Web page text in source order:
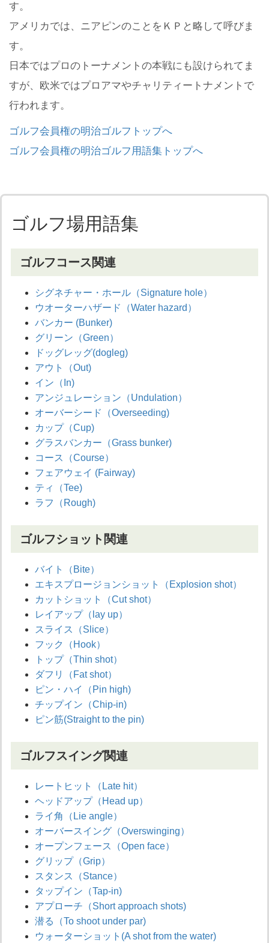
す。
アメリカでは、ニアピンのことをＫＰと略して呼びま
す。
日本ではプロのトーナメントの本戦にも設けられてま
すが、欧米ではプロアマやチャリティートナメントで
行われます。
ゴルフ会員権の明治ゴルフトップへ
ゴルフ会員権の明治ゴルフ用語集トップへ
ゴルフ場用語集
ゴルフコース関連
シグネチャー・ホール（Signature hole）
ウオーターハザード（Water hazard）
バンカー (Bunker)
グリーン（Green）
ドッグレッグ(dogleg)
アウト（Out)
イン（In)
アンジュレーション（Undulation）
オーバーシード（Overseeding)
カップ（Cup)
グラスバンカー（Grass bunker)
コース（Course）
フェアウェイ (Fairway)
ティ（Tee)
ラフ（Rough)
ゴルフショット関連
バイト（Bite）
エキスプロージョンショット（Explosion shot）
カットショット（Cut shot）
レイアップ（lay up）
スライス（Slice）
フック（Hook）
トップ（Thin shot）
ダフリ（Fat shot）
ピン・ハイ（Pin high)
チップイン（Chip-in)
ピン筋(Straight to the pin)
ゴルフスイング関連
レートヒット（Late hit）
ヘッドアップ（Head up）
ライ角（Lie angle）
オーバースイング（Overswinging）
オープンフェース（Open face）
グリップ（Grip）
スタンス（Stance）
タップイン（Tap-in)
アプローチ（Short approach shots)
潜る（To shoot under par)
ウォーターショット(A shot from the water)